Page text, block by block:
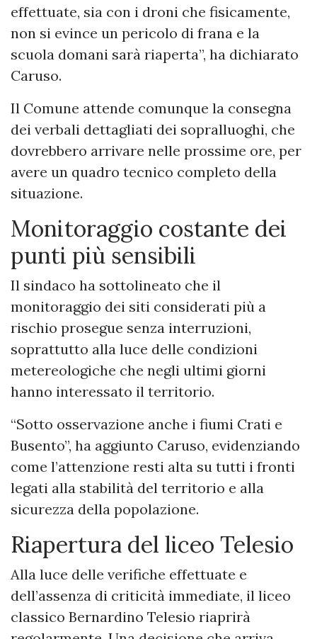
effettuate, sia con i droni che fisicamente,
non si evince un pericolo di frana e la
scuola domani sarà riaperta”, ha dichiarato
Caruso.
Il Comune attende comunque la consegna
dei verbali dettagliati dei sopralluoghi, che
dovrebbero arrivare nelle prossime ore, per
avere un quadro tecnico completo della
situazione.
Monitoraggio costante dei
punti più sensibili
Il sindaco ha sottolineato che il
monitoraggio dei siti considerati più a
rischio prosegue senza interruzioni,
soprattutto alla luce delle condizioni
metereologiche che negli ultimi giorni
hanno interessato il territorio.
“Sotto osservazione anche i fiumi Crati e
Busento”, ha aggiunto Caruso, evidenziando
come l’attenzione resti alta su tutti i fronti
legati alla stabilità del territorio e alla
sicurezza della popolazione.
Riapertura del liceo Telesio
Alla luce delle verifiche effettuate e
dell’assenza di criticità immediate, il liceo
classico Bernardino Telesio riaprirà